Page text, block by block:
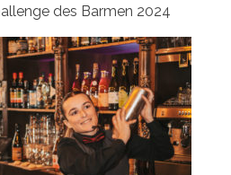
des Barmen 2024